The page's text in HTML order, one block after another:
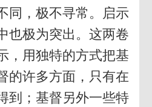
同，极不寻常。启示
也极为突出。这两卷
，用独特的方式把基
的许多方面，只有在
到；基督另外一些特